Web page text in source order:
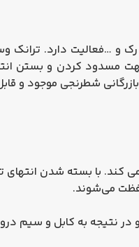
و …فعالیت دارد. ترانک
مسدود کردن و بستن
شطرنجی موجود و
با بسته شدن انتهای
می‌شوند.
و در نتیجه به کابل و سیم